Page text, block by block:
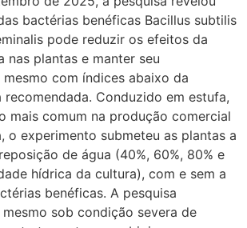
bactérias benéficas Bacillus subtilis
pode reduzir os efeitos da
nas plantas e manter seu
com índices abaixo da
Conduzido em estufa,
mais comum na produção comercial
o experimento submeteu as plantas a
de água (40%, 60%, 80% e
hídrica da cultura), com e sem a
benéficas. A pesquisa
sob condição severa de